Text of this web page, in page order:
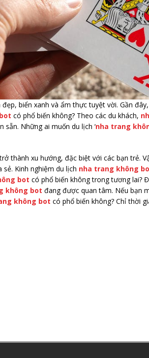
biển xanh và ẩm thực tuyệt vời. Gần
có phổ biến không? Theo các du khách,
Những ai muốn du lịch ‘nha trang
thành xu hướng, đặc biệt với các bạn trẻ.
Kinh nghiệm du lịch nha trang không
bot có phổ biến không trong tương lai?
không bot đang được quan tâm. Nếu bạn
không bot có phổ biến không? Chỉ thời